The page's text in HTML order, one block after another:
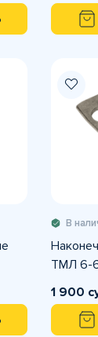
В
ТМЛ 6-
1 900